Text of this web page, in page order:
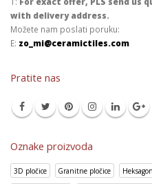
with delivery address.
Možete nam poslati poruku:
E: zo_mi@ceramictiles.com
Pratite nas
Oznake proizvoda
3D pločice Granitne pločice